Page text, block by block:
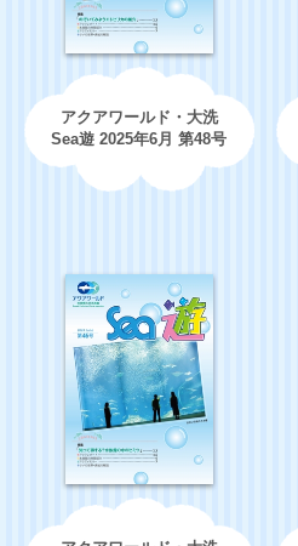
アクアワールド・大洗
Sea遊 2025年6月 第48号